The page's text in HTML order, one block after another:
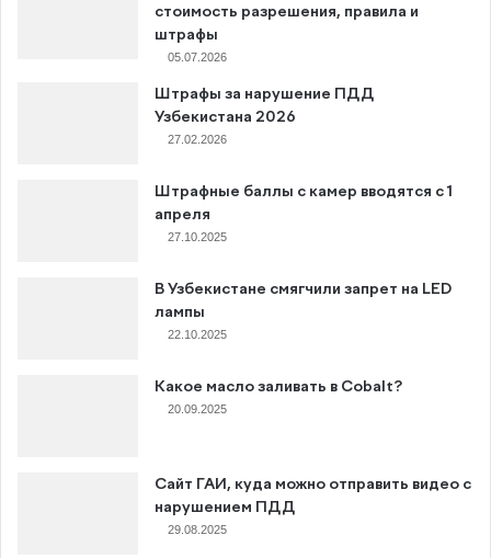
стоимость разрешения, правила и
штрафы
05.07.2026
Штрафы за нарушение ПДД
Узбекистана 2026
27.02.2026
Штрафные баллы с камер вводятся с 1
апреля
27.10.2025
В Узбекистане смягчили запрет на LED
лампы
22.10.2025
Какое масло заливать в Cobalt?
20.09.2025
Сайт ГАИ, куда можно отправить видео с
нарушением ПДД
29.08.2025